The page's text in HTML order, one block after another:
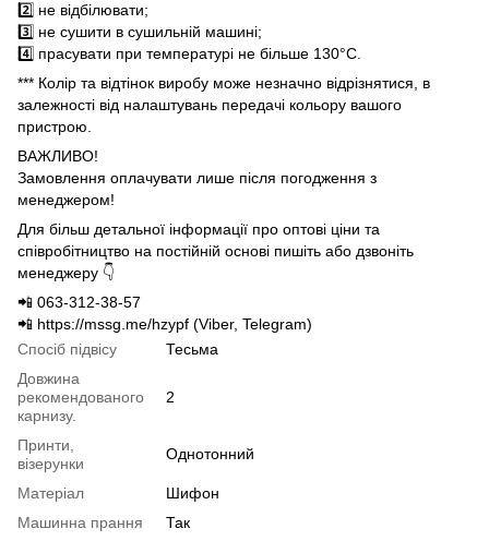
2️⃣ не відбілювати;
3️⃣ не сушити в сушильній машині;
4️⃣ прасувати при температурі не більше 130°C.
*** Колір та відтінок виробу може незначно відрізнятися, в
залежності від налаштувань передачі кольору вашого
пристрою.
ВАЖЛИВО!
Замовлення оплачувати лише після погодження з
менеджером!
Для більш детальної інформації про оптові ціни та
співробітництво на постійній основі пишіть або дзвоніть
менеджеру 👇
📲 063-312-38-57
📲 https://mssg.me/hzypf (Viber, Telegram)
Спосіб підвісу
Тесьма
Довжина
рекомендованого
карнизу.
2
Принти,
візерунки
Однотонний
Матеріал
Шифон
Машинна прання
Так